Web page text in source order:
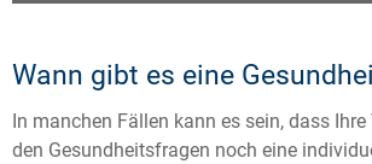
Wann gibt es eine
In manchen Fällen kann es sein, dass
den Gesundheitsfragen noch eine